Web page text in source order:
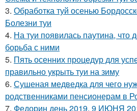
3. Обработка туй осенью
Болезни туи
4. На туи появилась паутина, что
борьба с ними
5. Пять осенних процедур для
правильно укрыть туи на зиму
6. Сушеная медведка для чего
родственниками пенсионерам в
7. Федорин день 2019. 9 ИЮНЯ